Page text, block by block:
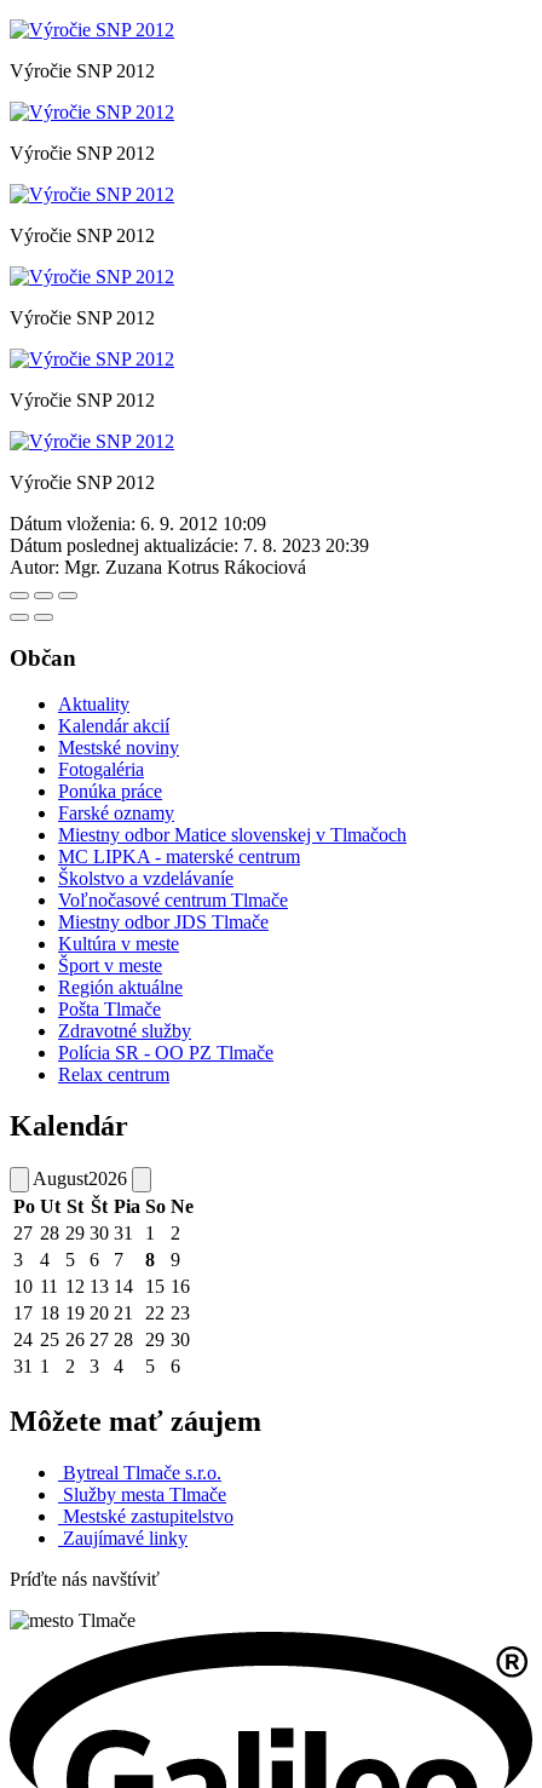
Výročie SNP 2012
Výročie SNP 2012
Výročie SNP 2012
Výročie SNP 2012
Výročie SNP 2012
Výročie SNP 2012
Dátum vloženia: 6. 9. 2012 10:09
Dátum poslednej aktualizácie: 7. 8. 2023 20:39
Autor: Mgr. Zuzana Kotrus Rákociová
Občan
Aktuality
Kalendár akcií
Mestské noviny
Fotogaléria
Ponúka práce
Farské oznamy
Miestny odbor Matice slovenskej v Tlmačoch
MC LIPKA - materské centrum
Školstvo a vzdelávaníe
Voľnočasové centrum Tlmače
Miestny odbor JDS Tlmače
Kultúra v meste
Šport v meste
Región aktuálne
Pošta Tlmače
Zdravotné služby
Polícia SR - OO PZ Tlmače
Relax centrum
Kalendár
August2026
Po Ut St Št Pia So Ne
27 28 29 30 31 1
2
3
4 5 6 7 8
9
10 11 12 13 14 15 16
17 18 19 20 21 22 23
24 25 26 27 28 29 30
31 1 2 3 4 5 6
Môžete mať záujem
Bytreal Tlmače s.r.o.
Služby mesta Tlmače
Mestské zastupitelstvo
Zaujímavé linky
Príďte nás navštíviť